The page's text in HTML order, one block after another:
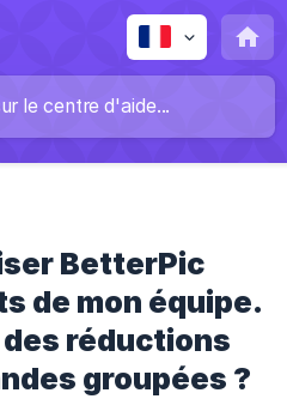
BetterPic
de mon équipe.
réductions
groupées ?